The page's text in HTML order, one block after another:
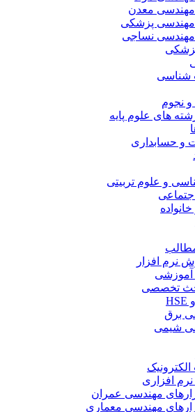
معدن
پزشکی
نساجی
علوم پایه
و علوم تربیتی
افزار
مهندسی عمران
مهندسی معماری